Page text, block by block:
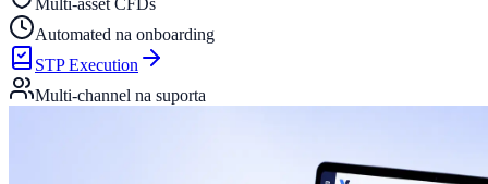
Multi-asset CFDs
Automated na onboarding
STP Execution
Multi-channel na suporta